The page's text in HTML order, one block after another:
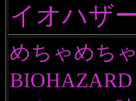
イオハザ
めちゃめち